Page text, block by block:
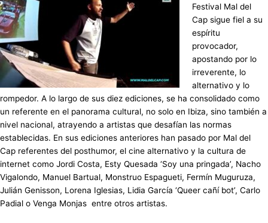
Festival Mal del
Cap sigue fiel a su
espíritu
provocador,
apostando por lo
irreverente, lo
alternativo y lo
rompedor. A lo largo de sus diez ediciones, se ha consolidado como
un referente en el panorama cultural, no solo en Ibiza, sino también a
nivel nacional, atrayendo a artistas que desafían las normas
establecidas. En sus ediciones anteriores han pasado por Mal del
Cap referentes del posthumor, el cine alternativo y la cultura de
internet como Jordi Costa, Esty Quesada ‘Soy una pringada’, Nacho
Vigalondo, Manuel Bartual, Monstruo Espagueti, Fermín Muguruza,
Julián Genisson, Lorena Iglesias, Lidia García ‘Queer cañí bot’, Carlo
Padial o Venga Monjas entre otros artistas.